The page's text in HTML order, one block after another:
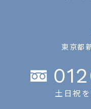
東京都
土日祝